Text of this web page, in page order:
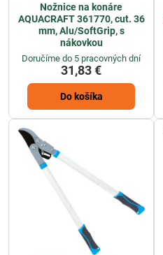
Nožnice na konáre
AQUACRAFT 361770, cut. 36
mm, Alu/SoftGrip, s
nákovkou
Doručíme do 5 pracovných dní
31,83 €
Do košíka